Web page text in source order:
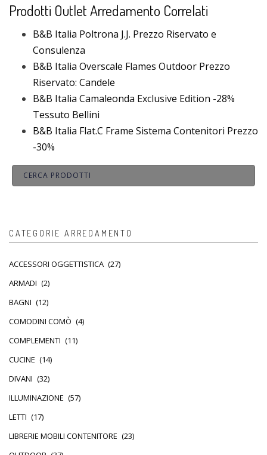
Prodotti Outlet Arredamento Correlati
B&B Italia Poltrona J.J. Prezzo Riservato e
Consulenza
B&B Italia Overscale Flames Outdoor Prezzo
Riservato: Candele
B&B Italia Camaleonda Exclusive Edition -28%
Tessuto Bellini
B&B Italia Flat.C Frame Sistema Contenitori Prezzo
-30%
CATEGORIE ARREDAMENTO
ACCESSORI OGGETTISTICA (27)
ARMADI (2)
BAGNI (12)
COMODINI COMÒ (4)
COMPLEMENTI (11)
CUCINE (14)
DIVANI (32)
ILLUMINAZIONE (57)
LETTI (17)
LIBRERIE MOBILI CONTENITORE (23)